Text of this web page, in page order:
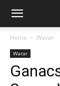
Home Warar
Warar